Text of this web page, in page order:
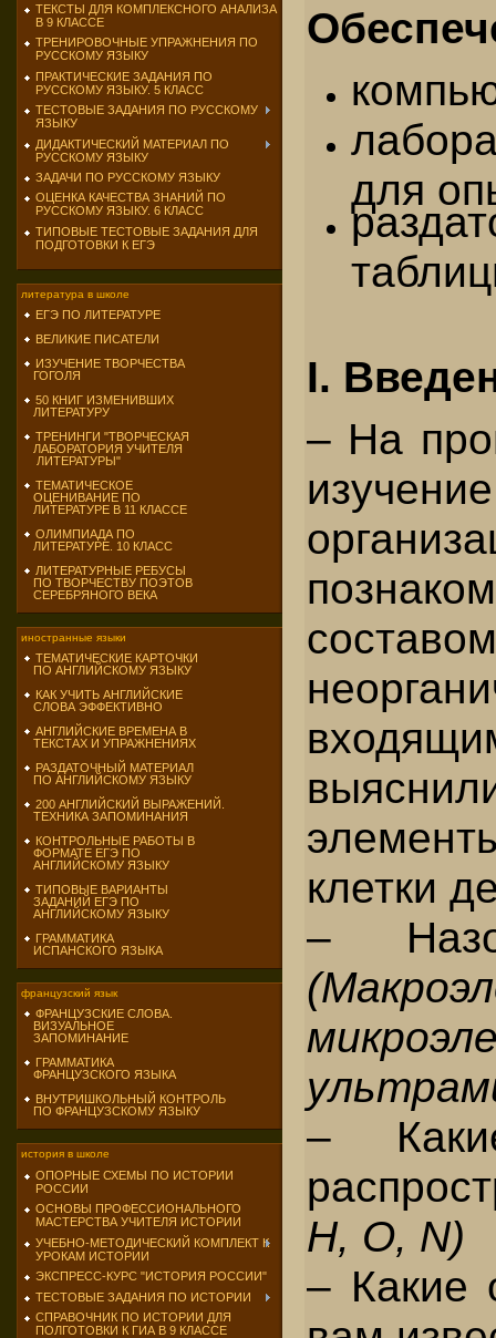
ТЕКСТЫ ДЛЯ КОМПЛЕКСНОГО АНАЛИЗА
В 9 КЛАССЕ
ТРЕНИРОВОЧНЫЕ УПРАЖНЕНИЯ ПО
РУССКОМУ ЯЗЫКУ
ПРАКТИЧЕСКИЕ ЗАДАНИЯ ПО
РУССКОМУ ЯЗЫКУ. 5 КЛАСС
ТЕСТОВЫЕ ЗАДАНИЯ ПО РУССКОМУ
ЯЗЫКУ
ДИДАКТИЧЕСКИЙ МАТЕРИАЛ ПО
РУССКОМУ ЯЗЫКУ
ЗАДАЧИ ПО РУССКОМУ ЯЗЫКУ
ОЦЕНКА КАЧЕСТВА ЗНАНИЙ ПО
РУССКОМУ ЯЗЫКУ. 6 КЛАСС
ТИПОВЫЕ ТЕСТОВЫЕ ЗАДАНИЯ ДЛЯ
ПОДГОТОВКИ К ЕГЭ
литература в школе
ЕГЭ ПО ЛИТЕРАТУРЕ
ВЕЛИКИЕ ПИСАТЕЛИ
ИЗУЧЕНИЕ ТВОРЧЕСТВА
ГОГОЛЯ
50 КНИГ ИЗМЕНИВШИХ
ЛИТЕРАТУРУ
ТРЕНИНГИ "ТВОРЧЕСКАЯ
ЛАБОРАТОРИЯ УЧИТЕЛЯ
ЛИТЕРАТУРЫ"
ТЕМАТИЧЕСКОЕ
ОЦЕНИВАНИЕ ПО
ЛИТЕРАТУРЕ В 11 КЛАССЕ
ОЛИМПИАДА ПО
ЛИТЕРАТУРЕ. 10 КЛАСС
ЛИТЕРАТУРНЫЕ РЕБУСЫ
ПО ТВОРЧЕСТВУ ПОЭТОВ
СЕРЕБРЯНОГО ВЕКА
иностранные языки
ТЕМАТИЧЕСКИЕ КАРТОЧКИ
ПО АНГЛИЙСКОМУ ЯЗЫКУ
КАК УЧИТЬ АНГЛИЙСКИЕ
СЛОВА ЭФФЕКТИВНО
АНГЛИЙСКИЕ ВРЕМЕНА В
ТЕКСТАХ И УПРАЖНЕНИЯХ
РАЗДАТОЧНЫЙ МАТЕРИАЛ
ПО АНГЛИЙСКОМУ ЯЗЫКУ
200 АНГЛИЙСКИЙ ВЫРАЖЕНИЙ.
ТЕХНИКА ЗАПОМИНАНИЯ
КОНТРОЛЬНЫЕ РАБОТЫ В
ФОРМАТЕ ЕГЭ ПО
АНГЛИЙСКОМУ ЯЗЫКУ
ТИПОВЫЕ ВАРИАНТЫ
ЗАДАНИЙ ЕГЭ ПО
АНГЛИЙСКОМУ ЯЗЫКУ
ГРАММАТИКА
ИСПАНСКОГО ЯЗЫКА
французский язык
ФРАНЦУЗСКИЕ СЛОВА.
ВИЗУАЛЬНОЕ
ЗАПОМИНАНИЕ
ГРАММАТИКА
ФРАНЦУЗСКОГО ЯЗЫКА
ВНУТРИШКОЛЬНЫЙ КОНТРОЛЬ
ПО ФРАНЦУЗСКОМУ ЯЗЫКУ
история в школе
ОПОРНЫЕ СХЕМЫ ПО ИСТОРИИ
РОССИИ
ОСНОВЫ ПРОФЕССИОНАЛЬНОГО
МАСТЕРСТВА УЧИТЕЛЯ ИСТОРИИ
УЧЕБНО-МЕТОДИЧЕСКИЙ КОМПЛЕКТ К
УРОКАМ ИСТОРИИ
ЭКСПРЕСС-КУРС "ИСТОРИЯ РОССИИ"
ТЕСТОВЫЕ ЗАДАНИЯ ПО ИСТОРИИ
СПРАВОЧНИК ПО ИСТОРИИ ДЛЯ
ПОЛГОТОВКИ К ГИА В 9 КЛАССЕ
для
I.
– На
клетки
–
–
Н, О, N)
– Какие